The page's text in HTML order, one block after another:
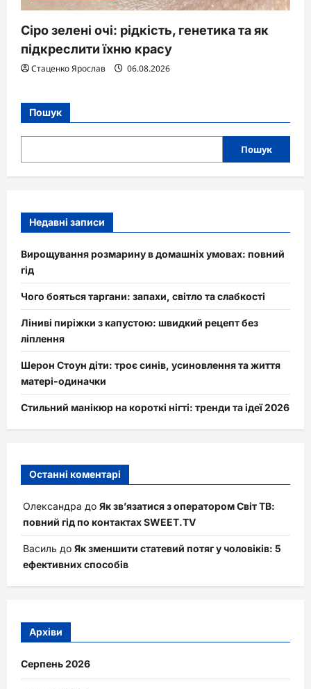
Сіро зелені очі: рідкість, генетика та як
підкреслити їхню красу
Стаценко Ярослав 06.08.2026
Пошук
Пошук
Недавні записи
Вирощування розмарину в домашніх умовах: повний
гід
Чого бояться таргани: запахи, світло та слабкості
Ліниві пиріжки з капустою: швидкий рецепт без
ліплення
Шерон Стоун діти: троє синів, усиновлення та життя
матері-одиначки
Стильний манікюр на короткі нігті: тренди та ідеї 2026
Останні коментарі
Олександра до Як зв’язатися з оператором Світ ТВ:
повний гід по контактах SWEET.TV
Василь до Як зменшити статевий потяг у чоловіків: 5
ефективних способів
Архіви
Серпень 2026